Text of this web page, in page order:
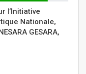
l’Initiative
Nationale,
GESARA,